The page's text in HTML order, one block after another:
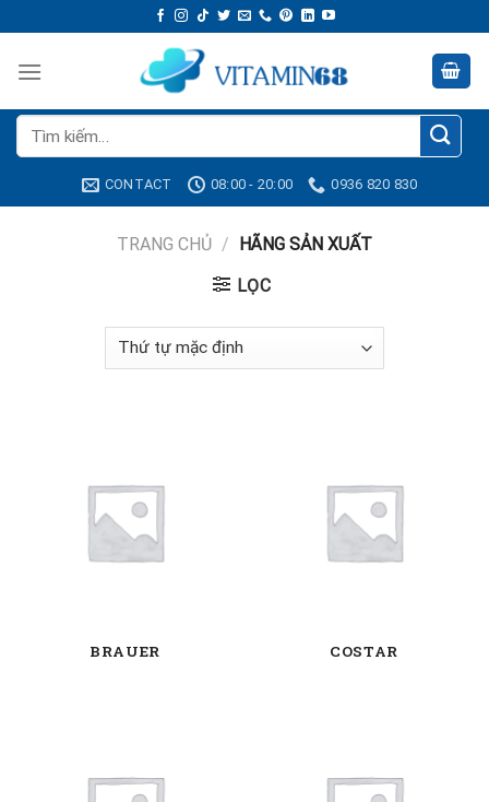
to
content
Tìm
kiếm:
CONTACT 08:00 - 20:00 0936 820 830
TRANG CHỦ / HÃNG SẢN XUẤT
LỌC
BRAUER COSTAR